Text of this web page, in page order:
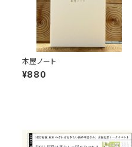
本屋ノート
¥880